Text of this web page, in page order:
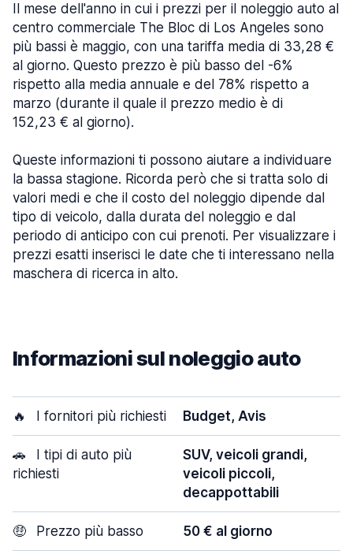
Il mese dell'anno in cui i prezzi per il noleggio auto al
centro commerciale The Bloc di Los Angeles sono
più bassi è maggio, con una tariffa media di 33,28 €
al giorno. Questo prezzo è più basso del -6%
rispetto alla media annuale e del 78% rispetto a
marzo (durante il quale il prezzo medio è di
152,23 € al giorno).
Queste informazioni ti possono aiutare a individuare
la bassa stagione. Ricorda però che si tratta solo di
valori medi e che il costo del noleggio dipende dal
tipo di veicolo, dalla durata del noleggio e dal
periodo di anticipo con cui prenoti. Per visualizzare i
prezzi esatti inserisci le date che ti interessano nella
maschera di ricerca in alto.
Informazioni sul noleggio auto
🔥 I fornitori più richiesti Budget, Avis
🚗
I tipi di auto più
richiesti
SUV, veicoli grandi,
veicoli piccoli,
decappottabili
🤑 Prezzo più basso 50 € al giorno